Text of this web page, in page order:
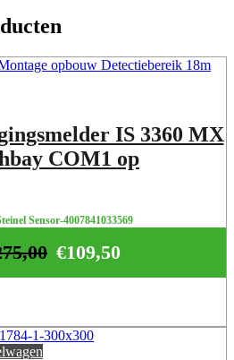
IS 3360 MX
COM1 op
Sensor-4007841033569
€109,50